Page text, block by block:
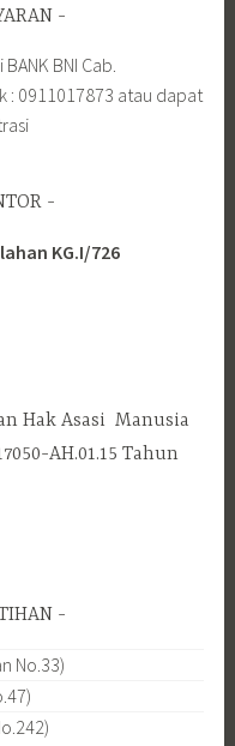
BNI Cab.
: 0911017873 atau dapat
KG.I/726
Hak Asasi Manusia
AH.01.15 Tahun
No.33)